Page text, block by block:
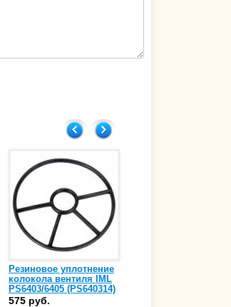
Резиновое уплотнение
колокола вентиля IML
PS6403/6405 (PS640314)
575 руб.